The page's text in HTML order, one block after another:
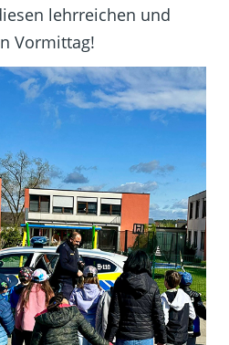
lehrreichen und
Vormittag!